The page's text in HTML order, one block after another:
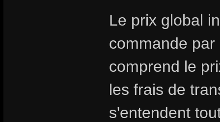
Le prix global
commande
comprend le
les frais de
s'entendent